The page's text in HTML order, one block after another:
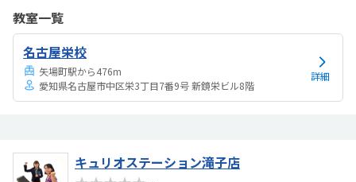
ーしてくれるので、つまずいても「もう一回やってみよう！」という
気持ちで前向きに取り組めているのがすごいです。プログラミング初
心者の子でも安心して始められる授業内容だと思います。おもろまち
駅からも近く、無料駐車場もあるので送り迎え...
教室一覧
名古屋栄校
矢場町駅から476m
愛知県名古屋市中区栄3丁目7番9号 新鏡栄ビル8階
詳細
キュリオステーション滝子店